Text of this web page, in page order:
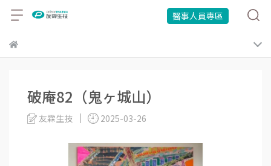
醫事人員專區
破庵82（鬼ヶ城山）
友霖生技 2025-03-26